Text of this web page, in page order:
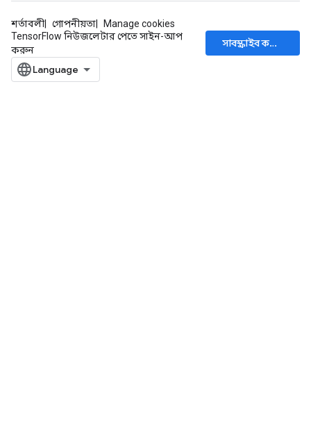
শর্তাবলী গোপনীয়তা
Manage cookies
TensorFlow নিউজলেটার পেতে সাইন-আপ
করুন
সাবস্ক্রাইব করুন